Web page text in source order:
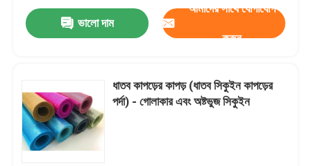
ভালো দাম
আমাদের সাথে যোগাযোগ
করুন
ধাতব কাপড়ের কাপড় (ধাতব সিকুইন কাপড়ের
পর্দা) - গোলাকার এবং অষ্টভুজ সিকুইন